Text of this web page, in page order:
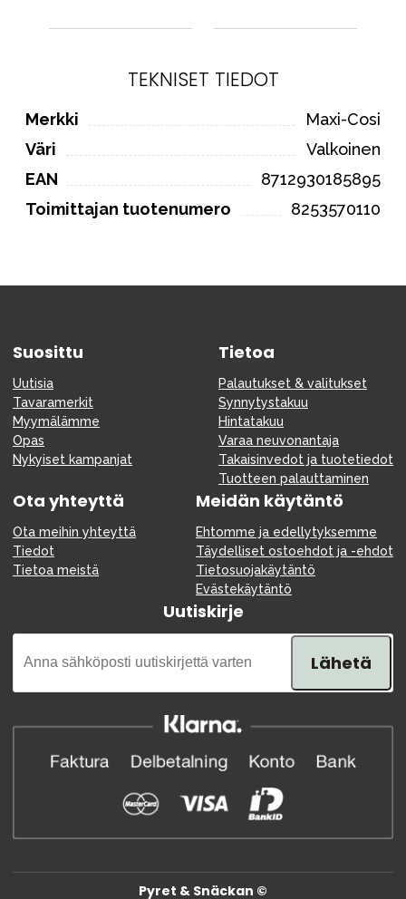
TEKNISET TIEDOT
Merkki
Maxi-Cosi
Väri
Valkoinen
EAN
8712930185895
Toimittajan tuotenumero
8253570110
Suosittu
Uutisia
Tavaramerkit
Myymälämme
Opas
Nykyiset kampanjat
Tietoa
Palautukset & valitukset
Synnytystakuu
Hintatakuu
Varaa neuvonantaja
Takaisinvedot ja tuotetiedot
Tuotteen palauttaminen
Ota yhteyttä
Ota meihin yhteyttä
Tiedot
Tietoa meistä
Meidän käytäntö
Ehtomme ja edellytyksemme
Täydelliset ostoehdot ja -ehdot
Tietosuojakäytäntö
Evästekäytäntö
Uutiskirje
Lähetä
Pyret & Snäckan ©